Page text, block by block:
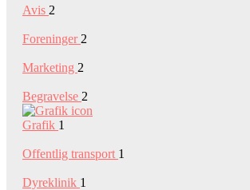
Avis 2
Foreninger 2
Marketing 2
Begravelse 2
Grafik 1
Offentlig transport 1
Dyreklinik 1